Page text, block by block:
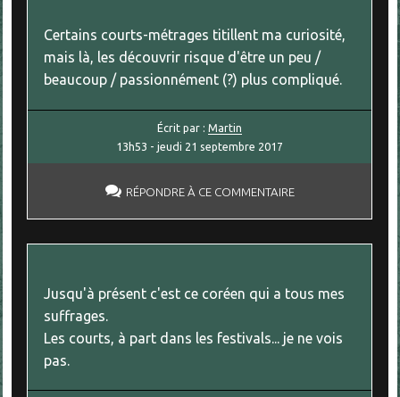
Certains courts-métrages titillent ma curiosité,
mais là, les découvrir risque d'être un peu /
beaucoup / passionnément (?) plus compliqué.
Écrit par :Martin
13h53 -jeudi 21 septembre 2017
RÉPONDRE À CE COMMENTAIRE
Jusqu'à présent c'est ce coréen qui a tous mes
suffrages.
Les courts, à part dans les festivals... je ne vois
pas.